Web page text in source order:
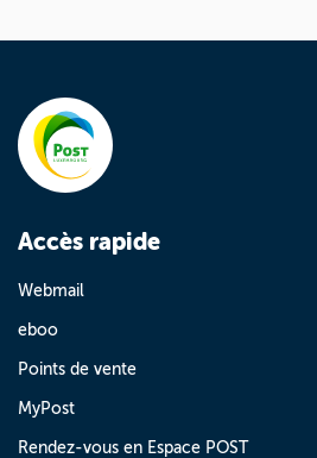
Accès rapide
Webmail
eboo
Points de vente
MyPost
Rendez-vous en Espace POST